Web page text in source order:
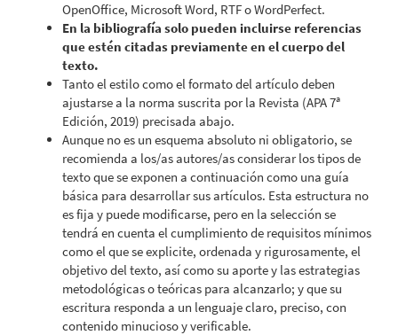
OpenOffice, Microsoft Word, RTF o WordPerfect.
En la bibliografía solo pueden incluirse referencias
que estén citadas previamente en el cuerpo del
texto.
Tanto el estilo como el formato del artículo deben
ajustarse a la norma suscrita por la Revista (APA 7ª
Edición, 2019) precisada abajo.
Aunque no es un esquema absoluto ni obligatorio, se
recomienda a los/as autores/as considerar los tipos de
texto que se exponen a continuación como una guía
básica para desarrollar sus artículos. Esta estructura no
es fija y puede modificarse, pero en la selección se
tendrá en cuenta el cumplimiento de requisitos mínimos
como el que se explicite, ordenada y rigurosamente, el
objetivo del texto, así como su aporte y las estrategias
metodológicas o teóricas para alcanzarlo; y que su
escritura responda a un lenguaje claro, preciso, con
contenido minucioso y verificable.